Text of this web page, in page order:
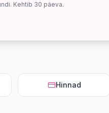
Kehtib 30 päeva.
Hinnad